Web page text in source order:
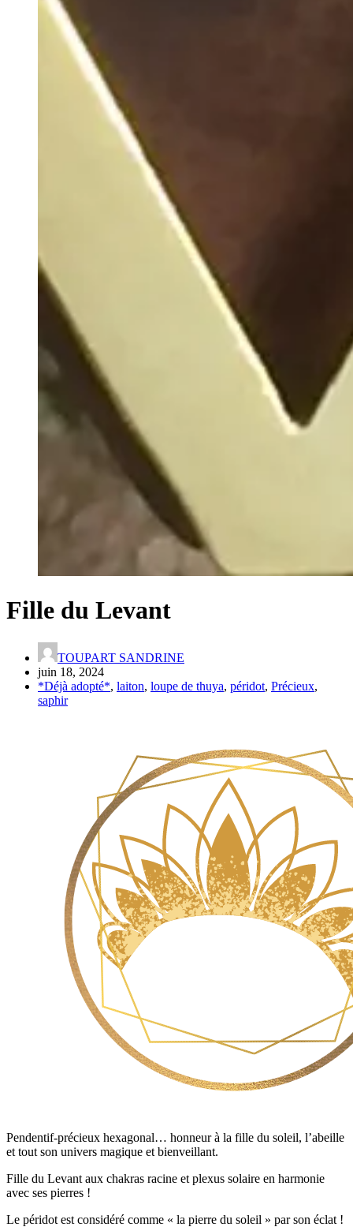
Fille du Levant
TOUPART SANDRINE
juin 18, 2024
*Déjà adopté*, laiton, loupe de thuya, péridot, Précieux,
saphir
Pendentif-précieux hexagonal… honneur à la fille du soleil, l’abeille
et tout son univers magique et bienveillant.
Fille du Levant aux chakras racine et plexus solaire en harmonie
avec ses pierres !
Le péridot est considéré comme « la pierre du soleil » par son éclat !